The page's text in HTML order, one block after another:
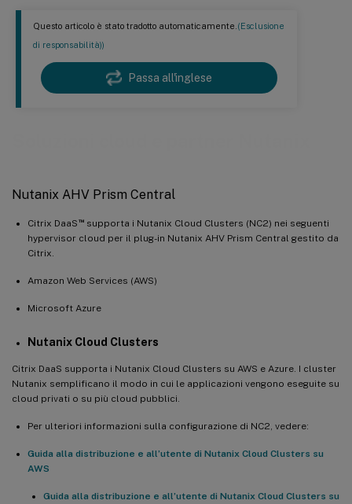
Questo articolo è stato tradotto automaticamente.(Esclusione
di responsabilità))
Passa all'inglese
Nutanix AHV Prism Central
Citrix DaaS ™supporta i Nutanix Cloud Clusters (NC2) nei seguenti
hypervisor cloud per il plug-in Nutanix AHV Prism Central gestito da
Citrix.
Amazon Web Services (AWS)
Microsoft Azure
Nutanix Cloud Clusters
Citrix DaaS supporta i Nutanix Cloud Clusters su AWS e Azure. I cluster
Nutanix semplificano il modo in cui le applicazioni vengono eseguite su
cloud privati o su più cloud pubblici.
Per ulteriori informazioni sulla configurazione di NC2, vedere:
Guida alla distribuzione e all’utente di Nutanix Cloud Clusters su
AWS
Guida alla distribuzione e all’utente di Nutanix Cloud Clusters su